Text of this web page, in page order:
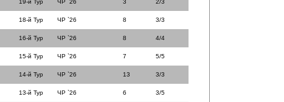
19-й Тур ЧР `26 3 2/3
18-й Тур ЧР `26 8 3/3
16-й Тур ЧР `26 8 4/4
15-й Тур ЧР `26 7 5/5
14-й Тур ЧР `26 13 3/3
13-й Тур ЧР `26 6 3/5